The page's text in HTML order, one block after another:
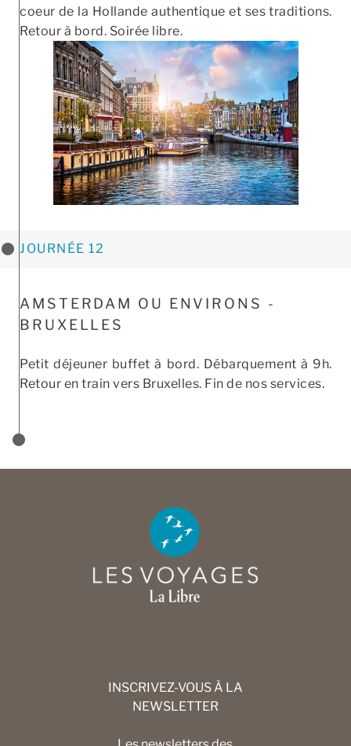
coeur de la Hollande authentique et ses traditions.
Retour à bord. Soirée libre.
JOURNÉE 12
AMSTERDAM OU ENVIRONS -
BRUXELLES
Petit déjeuner buffet à bord. Débarquement à 9h.
Retour en train vers Bruxelles. Fin de nos services.
INSCRIVEZ-VOUS À LA
NEWSLETTER